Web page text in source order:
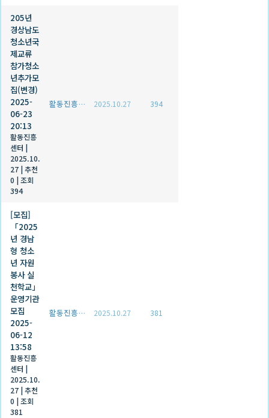
205년
경상남도
청소년국
제교류
참가청소
년추가모
집(변경)
2025-
06-23
20:13
활동진흥
센터
2025.10.
27 추천
0
조회
394
활동진흥센터 2025.10.27 394
[모집]
「2025
년 경남
형 청소
년 자원
봉사 실
천학교」
운영기관
모집
2025-
06-12
13:58
활동진흥
센터
2025.10.
27 추천
0
조회
381
활동진흥센터 2025.10.27 381